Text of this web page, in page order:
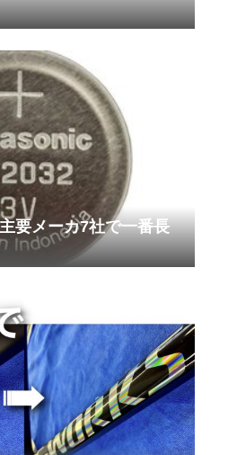
要メーカ7社で一番長